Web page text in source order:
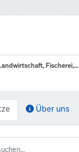
Fischerei,...
Über uns